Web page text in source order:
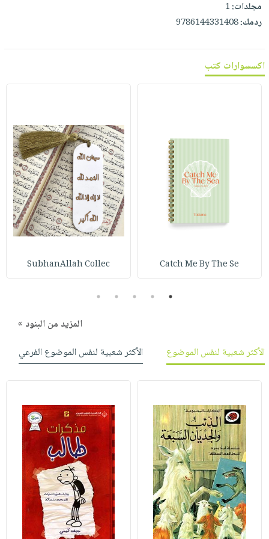
مجلدات:1
ردمك:9786144331408
اكسسوارات كتب
Catch Me By The Se
SubhanAllah Collec
1
2
3
4
5
المزيد من البنود »
الأكثر شعبية لنفس الموضوع
الأكثر شعبية لنفس الموضوع الفرعي